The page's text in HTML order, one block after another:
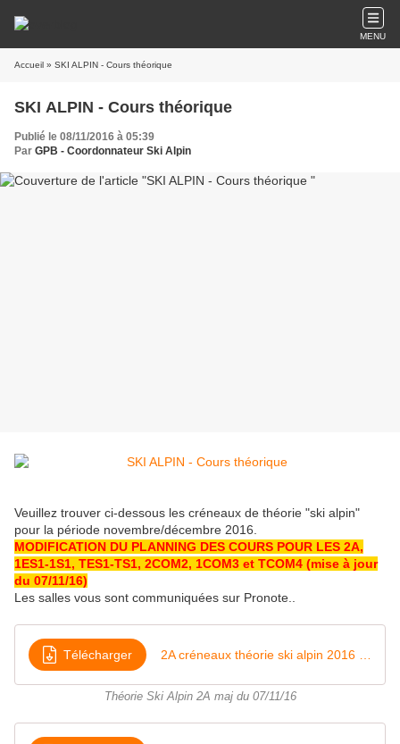
MENU
Accueil » SKI ALPIN - Cours théorique
SKI ALPIN - Cours théorique
Publié le 08/11/2016 à 05:39
Par GPB - Coordonnateur Ski Alpin
Veuillez trouver ci-dessous les créneaux de théorie "ski alpin"
pour la période novembre/décembre 2016.
MODIFICATION DU PLANNING DES COURS POUR LES 2A,
1ES1-1S1, TES1-TS1, 2COM2, 1COM3 et TCOM4 (mise à jour
du 07/11/16)
Les salles vous sont communiquées sur Pronote..
Télécharger
Théorie Ski Alpin 2A maj du 07/11/16